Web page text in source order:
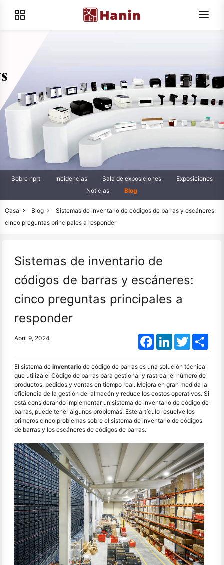
Sobre hprt Incidencias Sala de exposiciones
Exposiciones
Noticias
Blog
Casa Blog
Sistemas de inventario de códigos de barras y escáneres:
cinco preguntas principales a responder
Sistemas de inventario de
códigos de barras y escáneres:
cinco preguntas principales a
responder
April 9, 2024 FacebookLinkedInTwitter
El sistema de inventario de código de barras es una solución técnica
que utiliza el Código de barras para gestionar y rastrear el número de
productos, pedidos y ventas en tiempo real. Mejora en gran medida la
eficiencia de la gestión del almacén y reduce los costos operativos. Si
está considerando implementar un sistema de inventario de código de
barras, puede tener algunos problemas. Este artículo resuelve los
primeros cinco problemas sobre el sistema de inventario de códigos
de barras y los escáneres de códigos de barras.